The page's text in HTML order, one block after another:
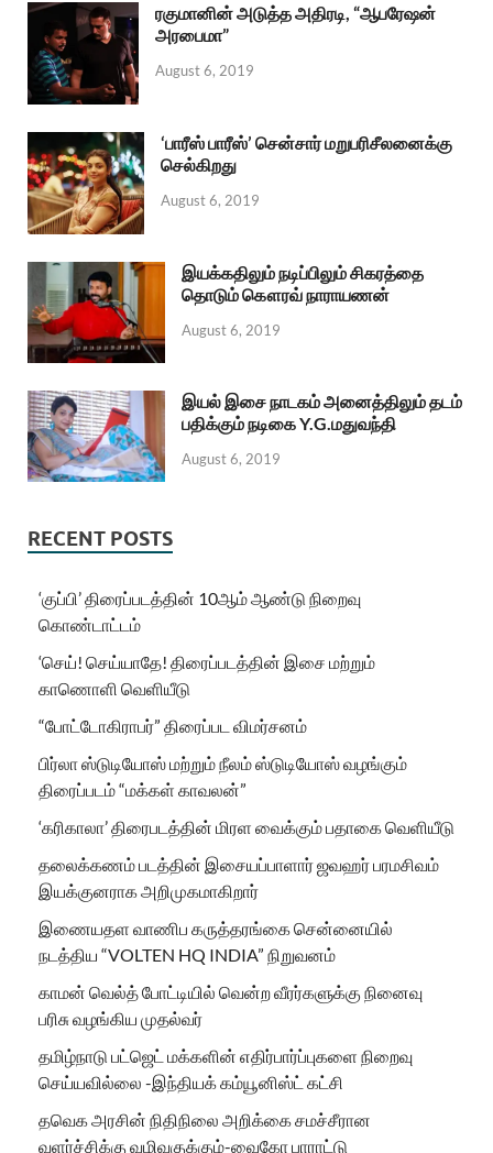
ரகுமானின் அடுத்த அதிரடி, “ஆபரேஷன்
அரபைமா”
August 6, 2019
‘பாரீஸ் பாரீஸ்’ சென்சார் மறுபரிசீலனைக்கு
செல்கிறது
August 6, 2019
இயக்கதிலும் நடிப்பிலும் சிகரத்தை
தொடும் கௌரவ் நாராயணன்
August 6, 2019
இயல் இசை நாடகம் அனைத்திலும் தடம்
பதிக்கும் நடிகை Y.G.மதுவந்தி
August 6, 2019
RECENT POSTS
‘குப்பி’ திரைப்படத்தின் 10ஆம் ஆண்டு நிறைவு
கொண்டாட்டம்
‘செய்! செய்யாதே! திரைப்படத்தின் இசை மற்றும்
காணொளி வெளியீடு
“போட்டோகிராபர்” திரைப்பட விமர்சனம்
பிர்லா ஸ்டுடியோஸ் மற்றும் நீலம் ஸ்டுடியோஸ் வழங்கும்
திரைப்படம் “மக்கள் காவலன்”
‘கரிகாலா’ திரைபடத்தின் மிரள வைக்கும் பதாகை வெளியீடு
தலைக்கணம் படத்தின் இசையப்பாளார் ஜவஹர் பரமசிவம்
இயக்குனராக அறிமுகமாகிறார்
இணையதள வாணிப கருத்தரங்கை சென்னையில்
நடத்திய “VOLTEN HQ INDIA” நிறுவனம்
காமன் வெல்த் போட்டியில் வென்ற வீரர்களுக்கு நினைவு
பரிசு வழங்கிய முதல்வர்
தமிழ்நாடு பட்ஜெட் மக்களின் எதிர்பார்ப்புகளை நிறைவு
செய்யவில்லை -இந்தியக் கம்யூனிஸ்ட் கட்சி
தவெக அரசின் நிதிநிலை அறிக்கை சமச்சீரான
வளர்ச்சிக்கு வழிவகுக்கும்-வைகோ பாராட்டு